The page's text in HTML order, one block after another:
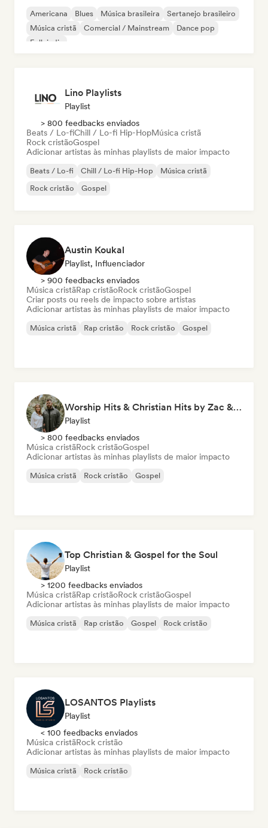
Americana Blues Música brasileira
Sertanejo brasileiro
Música cristã
Comercial / Mainstream
Dance pop
Folk indie
Lino Playlists
Playlist
> 800 feedbacks enviados
Beats / Lo-fiChill / Lo-fi Hip-HopMúsica cristã
Rock cristãoGospel
Adicionar artistas às minhas playlists de maior impacto
Beats / Lo-fi Chill / Lo-fi Hip-Hop
Música cristã
Rock cristão
Gospel
Austin Koukal
Playlist, Influenciador
> 900 feedbacks enviados
Música cristãRap cristãoRock cristãoGospel
Criar posts ou reels de impacto sobre artistas
Adicionar artistas às minhas playlists de maior impacto
Música cristã Rap cristão Rock cristão Gospel
Worship Hits & Christian Hits by Zac & Mikaela
Playlist
> 800 feedbacks enviados
Música cristãRock cristãoGospel
Adicionar artistas às minhas playlists de maior impacto
Música cristã Rock cristão Gospel
Top Christian & Gospel for the Soul
Playlist
> 1200 feedbacks enviados
Música cristãRap cristãoRock cristãoGospel
Adicionar artistas às minhas playlists de maior impacto
Música cristã Rap cristão Gospel Rock cristão
LOSANTOS Playlists
Playlist
< 100 feedbacks enviados
Música cristãRock cristão
Adicionar artistas às minhas playlists de maior impacto
Música cristã Rock cristão